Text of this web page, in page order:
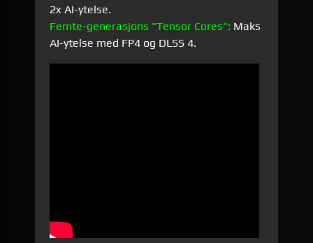
2x AI-ytelse.
Femte-generasjons "Tensor Cores": Maks
AI-ytelse med FP4 og DLSS 4.